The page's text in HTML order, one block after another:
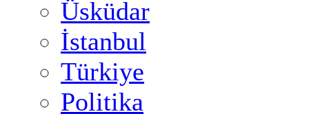
Üsküdar
İstanbul
Türkiye
Politika